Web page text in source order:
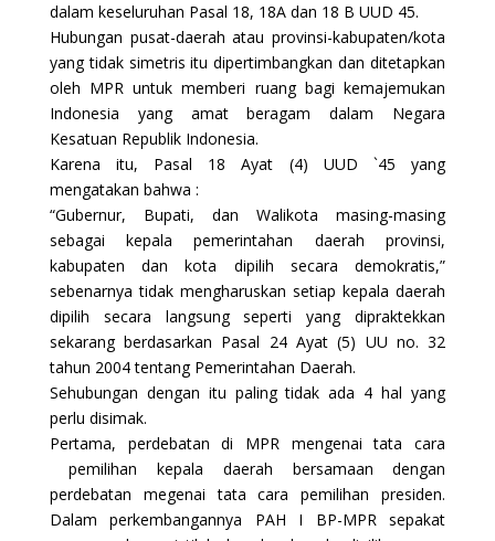
dalam keseluruhan Pasal 18, 18A dan 18 B UUD 45.
Hubungan pusat-daerah atau provinsi-kabupaten/kota
yang tidak simetris itu dipertimbangkan dan ditetapkan
oleh MPR untuk memberi ruang bagi kemajemukan
Indonesia yang amat beragam dalam Negara
Kesatuan Republik Indonesia.
Karena itu, Pasal 18 Ayat (4) UUD `45 yang
mengatakan bahwa :
“Gubernur, Bupati, dan Walikota masing-masing
sebagai kepala pemerintahan daerah provinsi,
kabupaten dan kota dipilih secara demokratis,”
sebenarnya tidak mengharuskan setiap kepala daerah
dipilih secara langsung seperti yang dipraktekkan
sekarang berdasarkan Pasal 24 Ayat (5) UU no. 32
tahun 2004 tentang Pemerintahan Daerah.
Sehubungan dengan itu paling tidak ada 4 hal yang
perlu disimak.
Pertama, perdebatan di MPR mengenai tata cara
pemilihan kepala daerah bersamaan dengan
perdebatan megenai tata cara pemilihan presiden.
Dalam perkembangannya PAH I BP-MPR sepakat